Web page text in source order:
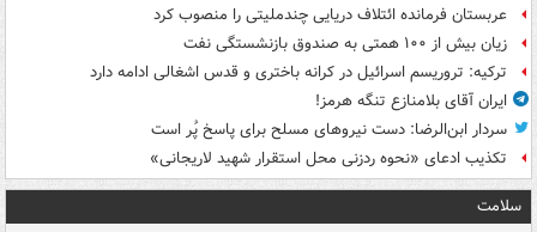
عربستان فرمانده ائتلاف دریایی چندملیتی را منصوب کرد
زیان بیش از ۱۰۰ همتی به صندوق‌ بازنشستگی نفت
ترکیه: تروریسم اسرائیل در کرانه باختری و قدس اشغالی ادامه دارد
ایران آقای بلامنازع تنگه هرمز!
سردار ابن‌الرضا: دست نیروهای مسلح برای پاسخ پُر است
تکذیب ادعای «نحوه ردزنی محل استقرار شهید لاریجانی»
سلامت